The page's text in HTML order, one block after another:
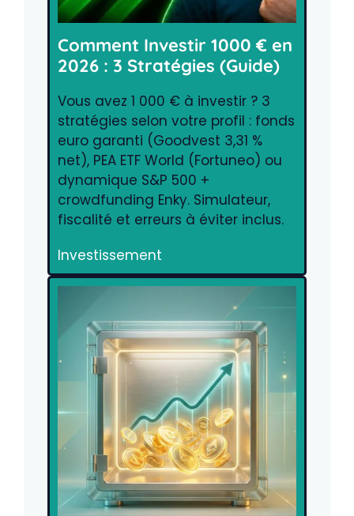
Comment Investir 1000 € en
2026 : 3 Stratégies (Guide)
Vous avez 1 000 € à investir ? 3
stratégies selon votre profil : fonds
euro garanti (Goodvest 3,31 %
net), PEA ETF World (Fortuneo) ou
dynamique S&P 500 +
crowdfunding Enky. Simulateur,
fiscalité et erreurs à éviter inclus.
Investissement